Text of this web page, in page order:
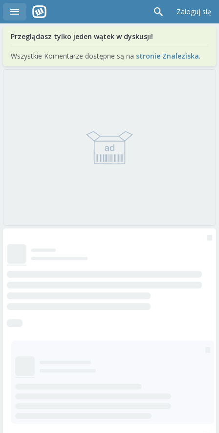
Zaloguj się
Przeglądasz tylko jeden wątek w dyskusji!
Wszystkie Komentarze dostępne są na stronie Znaleziska.